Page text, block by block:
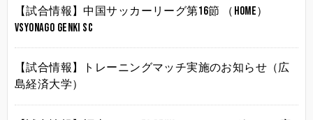
【試合情報】中国サッカーリーグ第16節 （HOME）
vsYonago Genki SC
【試合情報】トレーニングマッチ実施のお知らせ（広
島経済大学）